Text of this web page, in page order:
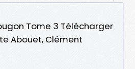
Tome 3 Télécharger
Abouet, Clément